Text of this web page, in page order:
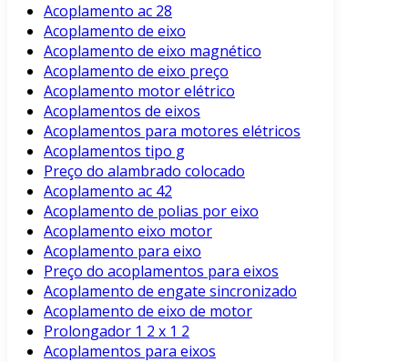
Acoplamento ac 28
Acoplamento de eixo
Acoplamento de eixo magnético
Acoplamento de eixo preço
Acoplamento motor elétrico
Acoplamentos de eixos
Acoplamentos para motores elétricos
Acoplamentos tipo g
Preço do alambrado colocado
Acoplamento ac 42
Acoplamento de polias por eixo
Acoplamento eixo motor
Acoplamento para eixo
Preço do acoplamentos para eixos
Acoplamento de engate sincronizado
Acoplamento de eixo de motor
Prolongador 1 2 x 1 2
Acoplamentos para eixos